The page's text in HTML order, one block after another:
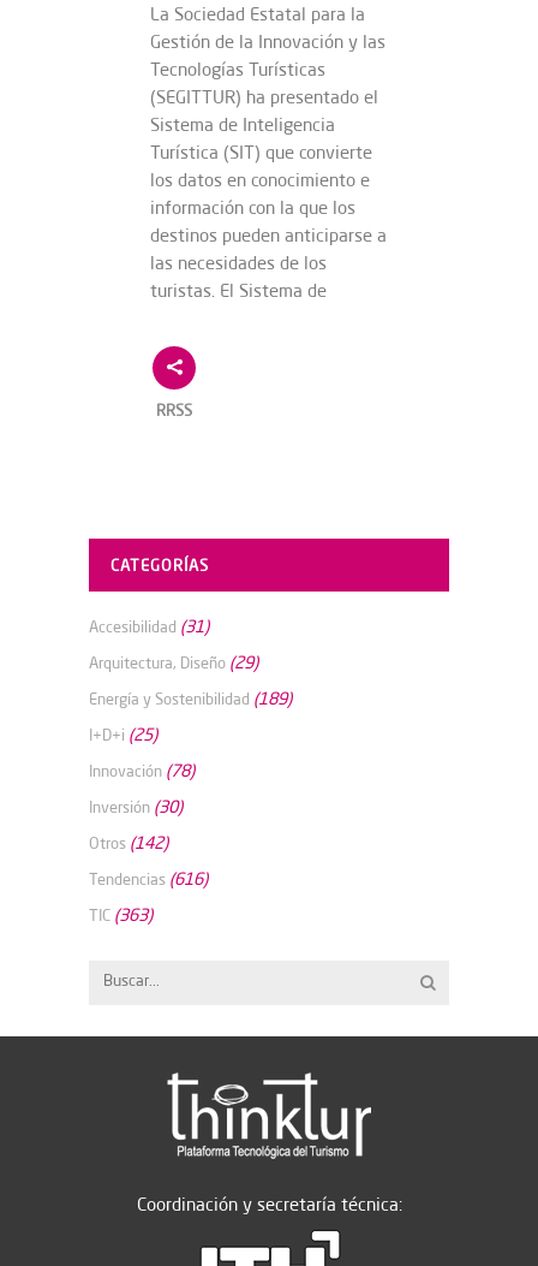
La Sociedad Estatal para la
Gestión de la Innovación y las
Tecnologías Turísticas
(SEGITTUR) ha presentado el
Sistema de Inteligencia
Turística (SIT) que convierte
los datos en conocimiento e
información con la que los
destinos pueden anticiparse a
las necesidades de los
turistas. El Sistema de
RRSS
CATEGORÍAS
Accesibilidad (31)
Arquitectura, Diseño (29)
Energía y Sostenibilidad (189)
I+D+i (25)
Innovación (78)
Inversión (30)
Otros (142)
Tendencias (616)
TIC (363)
Coordinación y secretaría técnica: